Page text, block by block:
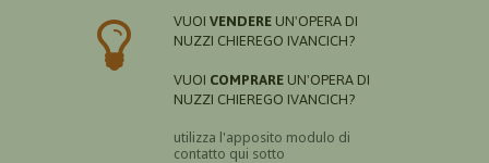
VUOI VENDERE UN'OPERA DI
NUZZI CHIEREGO IVANCICH?
VUOI COMPRARE UN'OPERA DI
NUZZI CHIEREGO IVANCICH?
utilizza l'apposito modulo di
contatto qui sotto